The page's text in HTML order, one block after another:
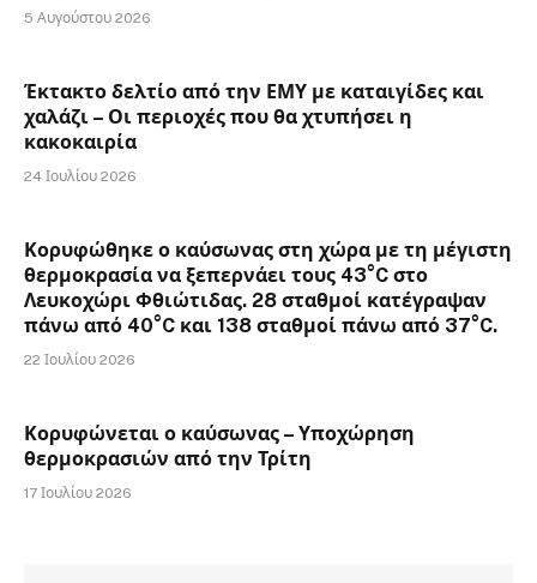
5 Αυγούστου 2026
Έκτακτο δελτίο από την ΕΜΥ με καταιγίδες και
χαλάζι – Οι περιοχές που θα χτυπήσει η
κακοκαιρία
24 Ιουλίου 2026
Κορυφώθηκε ο καύσωνας στη χώρα με τη μέγιστη
θερμοκρασία να ξεπερνάει τους 43°C στο
Λευκοχώρι Φθιώτιδας. 28 σταθμοί κατέγραψαν
πάνω από 40°C και 138 σταθμοί πάνω από 37°C.
22 Ιουλίου 2026
Κορυφώνεται ο καύσωνας – Υποχώρηση
θερμοκρασιών από την Τρίτη
17 Ιουλίου 2026